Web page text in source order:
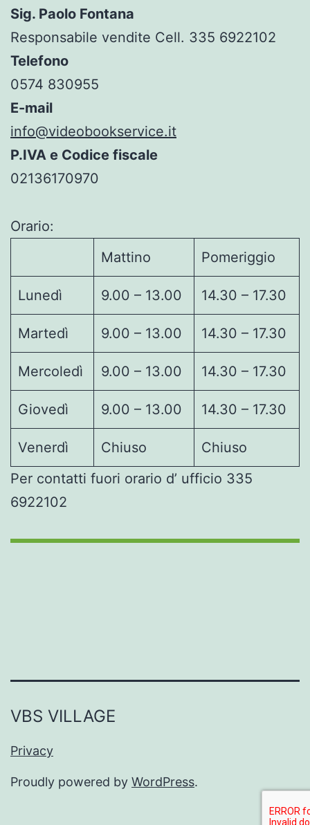
Sig. Paolo Fontana
Responsabile vendite Cell. 335 6922102
Telefono
0574 830955
E-mail
info@videobookservice.it
P.IVA e Codice fiscale
02136170970
Orario:
Mattino
Pomeriggio
Lunedì 9.00 – 13.00 14.30 – 17.30
Martedì 9.00 – 13.00 14.30 – 17.30
Mercoledì 9.00 – 13.00 14.30 – 17.30
Giovedì 9.00 – 13.00 14.30 – 17.30
Venerdì Chiuso
Chiuso
Per contatti fuori orario d’ ufficio 335
6922102
VBS VILLAGE
Privacy
Proudly powered by WordPress.